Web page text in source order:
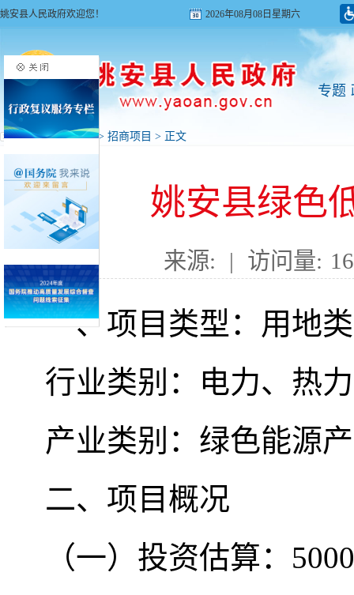
姚安县人民政府欢迎您！ 2026年08月08日星期六
专题
首页>投资姚安> 招商项目 > 正文
姚安县绿色
来源: | 访问量:
一、项目类型：用地
行业类别：电力、热
产业类别：绿色能源
二、项目概况
（一）投资估算：